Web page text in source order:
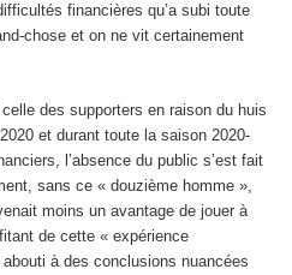
financières qu’a subi toute
chose et on ne vit certainement
des supporters en raison du huis
et durant toute la saison 2020-
l’absence du public s’est fait
sans ce « douzième homme »,
moins un avantage de jouer à
de cette « expérience
à des conclusions nuancées